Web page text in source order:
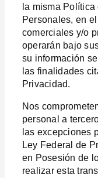
la misma
Personales, en
comerciales y/o
operarán bajo
su información
las finalidades
Privacidad.
Nos
personal a
las excepciones
Ley Federal de
en Posesión de
realizar esta